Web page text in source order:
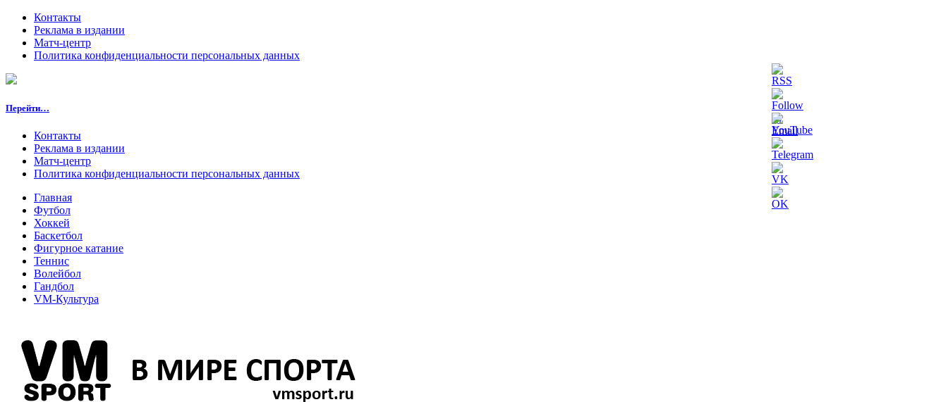
Контакты
Реклама в издании
Матч-центр
Политика конфиденциальности персональных данных
Перейти…
Контакты
Реклама в издании
Матч-центр
Политика конфиденциальности персональных данных
Главная
Футбол
Хоккей
Баскетбол
Фигурное катание
Теннис
Волейбол
Гандбол
VM-Культура